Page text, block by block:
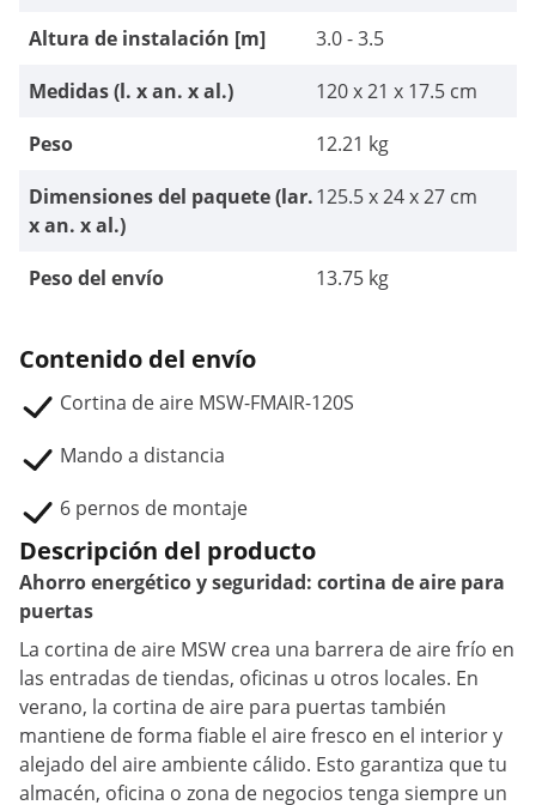
Altura de instalación [m]
3.0 - 3.5
Medidas (l. x an. x al.)
120 x 21 x 17.5 cm
Peso
12.21 kg
Dimensiones del paquete (lar.
x an. x al.)
125.5 x 24 x 27 cm
Peso del envío 13.75 kg
Contenido del envío
Cortina de aire MSW-FMAIR-120S
Mando a distancia
6 pernos de montaje
Descripción del producto
Ahorro energético y seguridad: cortina de aire para
puertas
La cortina de aire MSW crea una barrera de aire frío en
las entradas de tiendas, oficinas u otros locales. En
verano, la cortina de aire para puertas también
mantiene de forma fiable el aire fresco en el interior y
alejado del aire ambiente cálido. Esto garantiza que tu
almacén, oficina o zona de negocios tenga siempre un